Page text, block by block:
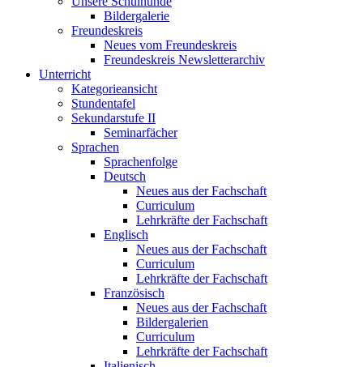
Bildergalerie
Freundeskreis
Neues vom Freundeskreis
Freundeskreis Newsletterarchiv
Unterricht
Kategorieansicht
Stundentafel
Sekundarstufe II
Seminarfächer
Sprachen
Sprachenfolge
Deutsch
Neues aus der Fachschaft
Curriculum
Lehrkräfte der Fachschaft
Englisch
Neues aus der Fachschaft
Curriculum
Lehrkräfte der Fachschaft
Französisch
Neues aus der Fachschaft
Bildergalerien
Curriculum
Lehrkräfte der Fachschaft